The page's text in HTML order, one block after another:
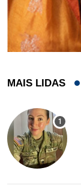
MAIS LIDAS